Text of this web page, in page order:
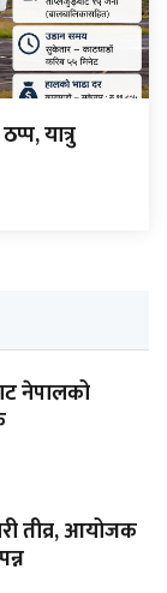
यात्रु
नेपालको
तीव्र, आयोजक